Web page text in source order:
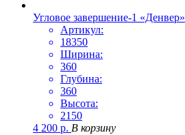
Угловое завершение-1 «Денвер»
Артикул:
18350
Ширина:
360
Глубина:
360
Высота:
2150
4 200 р. В корзину